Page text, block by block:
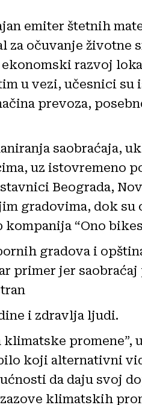
emiter štetnih
za očuvanje
razvoj
u vezi, učesnici
prevoza,
saobraćaja,
uz istovremeno
Beograda,
gradovima, dok
“Ono
gradova i
primer jer
i zdravlja ljudi.
promene”,
koji alternativni
da daju svoj
klimatskih